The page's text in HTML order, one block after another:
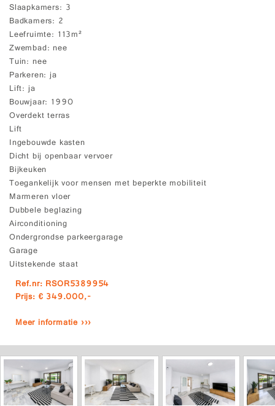
Slaapkamers 3
Badkamers 2
Leefruimte 113m²
Zwembad nee
Tuin nee
Parkeren ja
Lift ja
Bouwjaar 1990
Overdekt terras
Lift
Ingebouwde kasten
Dicht bij openbaar vervoer
Bijkeuken
Toegankelijk voor mensen met beperkte mobiliteit
Marmeren vloer
Dubbele beglazing
Airconditioning
Ondergrondse parkeergarage
Garage
Uitstekende staat
Ref.nr: RSOR5389954
Prijs: € 349.000,-
Meer informatie ›››